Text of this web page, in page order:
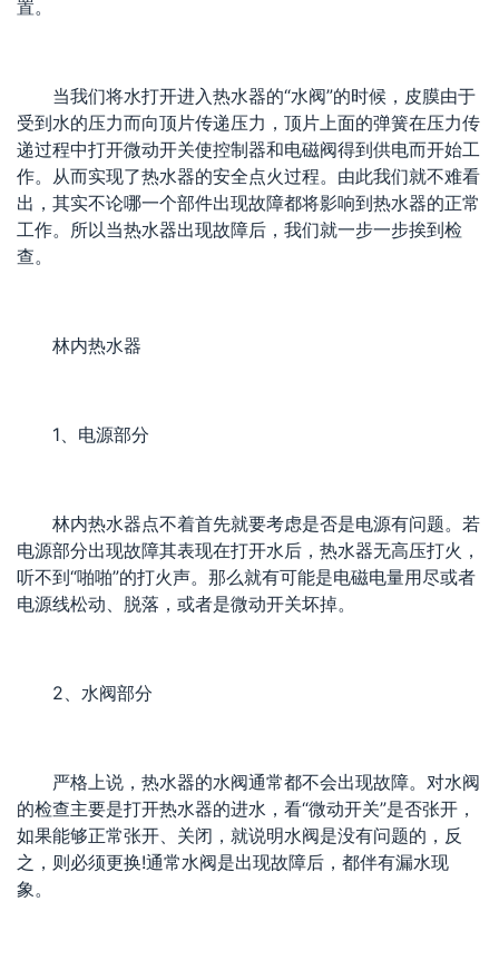
置。
当我们将水打开进入热水器的“水阀”的时候，皮膜由于
受到水的压力而向顶片传递压力，顶片上面的弹簧在压力传
递过程中打开微动开关使控制器和电磁阀得到供电而开始工
作。从而实现了热水器的安全点火过程。由此我们就不难看
出，其实不论哪一个部件出现故障都将影响到热水器的正常
工作。所以当热水器出现故障后，我们就一步一步挨到检
查。
林内热水器
1、电源部分
林内热水器点不着首先就要考虑是否是电源有问题。若
电源部分出现故障其表现在打开水后，热水器无高压打火，
听不到“啪啪”的打火声。那么就有可能是电磁电量用尽或者
电源线松动、脱落，或者是微动开关坏掉。
2、水阀部分
严格上说，热水器的水阀通常都不会出现故障。对水阀
的检查主要是打开热水器的进水，看“微动开关”是否张开，
如果能够正常张开、关闭，就说明水阀是没有问题的，反
之，则必须更换!通常水阀是出现故障后，都伴有漏水现
象。